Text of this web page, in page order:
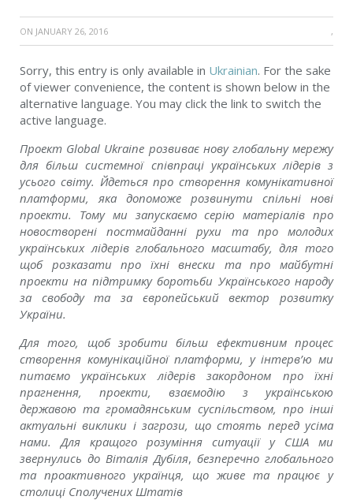
ON JANUARY 26, 2016 ,
Sorry, this entry is only available in Ukrainian. For the sake
of viewer convenience, the content is shown below in the
alternative language. You may click the link to switch the
active language.
Проект Global Ukraine розвиває нову глобальну мережу
для більш системної співпраці українських лідерів з
усього світу. Йдеться про створення комунікативної
платформи, яка допоможе розвинути спільні нові
проекти. Тому ми запускаємо серію матеріалів про
новостворені постмайданні рухи та про молодих
українських лідерів глобального масштабу, для того
щоб розказати про їхні внески та про майбутні
проекти на підтримку боротьби Українського народу
за свободу та за європейський вектор розвитку
України.
Для того, щоб зробити більш ефективним процес
створення комунікаційної платформи, у інтерв’ю ми
питаємо українських лідерів закордоном про їхні
прагнення, проекти, взаємодію з українською
державою та громадянським суспільством, про інші
актуальні виклики і загрози, що стоять перед усіма
нами. Для кращого розуміння ситуації у США ми
звернулись до Віталія Дубіля, безперечно глобального
та проактивного українця, що живе та працює у
столиці Сполучених Штатів